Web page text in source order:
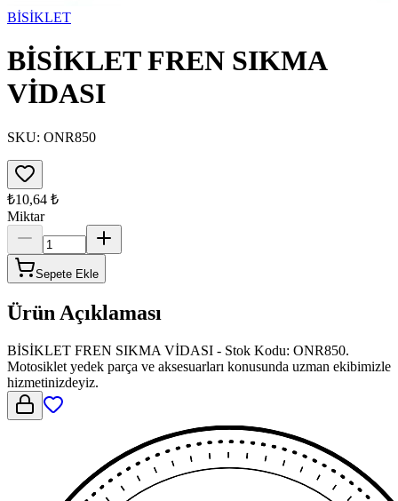
BİSİKLET
BİSİKLET FREN SIKMA
VİDASI
SKU: ONR850
₺10,64 ₺
Miktar
Sepete Ekle
Ürün Açıklaması
BİSİKLET FREN SIKMA VİDASI - Stok Kodu: ONR850.
Motosiklet yedek parça ve aksesuarları konusunda uzman ekibimizle
hizmetinizdeyiz.